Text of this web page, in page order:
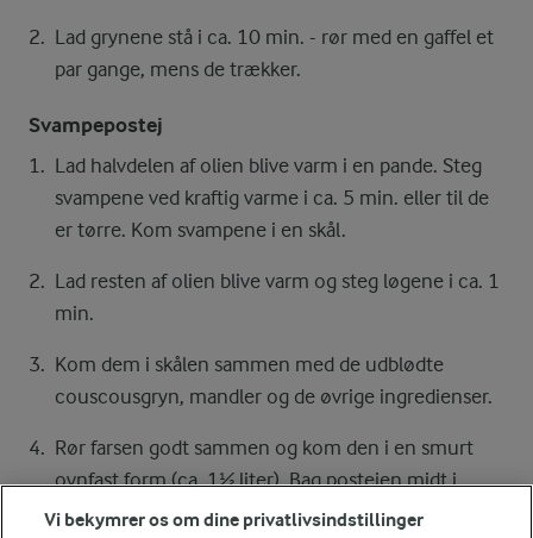
Lad grynene stå i ca. 10 min. - rør med en gaffel et
par gange, mens de trækker.
Svampepostej
Lad halvdelen af olien blive varm i en pande. Steg
svampene ved kraftig varme i ca. 5 min. eller til de
er tørre. Kom svampene i en skål.
Lad resten af olien blive varm og steg løgene i ca. 1
min.
Kom dem i skålen sammen med de udblødte
couscousgryn, mandler og de øvrige ingredienser.
Rør farsen godt sammen og kom den i en smurt
ovnfast form (ca. 1½ liter). Bag postejen midt i
ovnen i ca. 45 min. ved 175° - traditionel ovn.
Vi bekymrer os om dine privatlivsindstillinger